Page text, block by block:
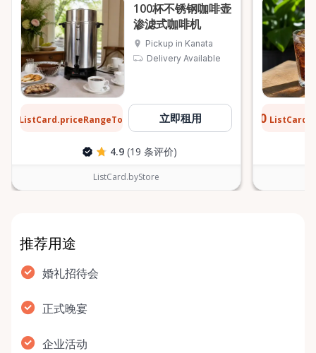
100杯不锈钢咖啡壶
渗滤式咖啡机
Pickup in Kanata
Delivery Available
ListCard.priceRangeTo 立即租用
4.9 (19 条评价)
ListCard.byStore
$0.10
推荐用途
婚礼招待会
正式晚宴
企业活动